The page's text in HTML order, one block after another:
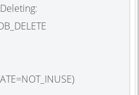
:
=NOT_INUSE)